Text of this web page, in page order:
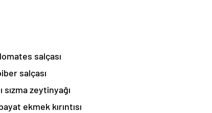
salçası
salçası
sızma zeytinyağı
ekmek kırıntısı